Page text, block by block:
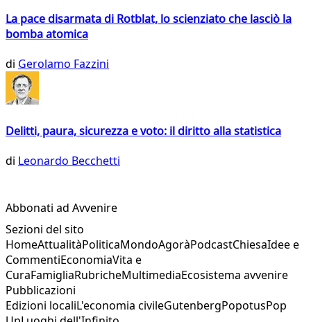
La pace disarmata di Rotblat, lo scienziato che lasciò la
bomba atomica
di Gerolamo Fazzini
Delitti, paura, sicurezza e voto: il diritto alla statistica
di Leonardo Becchetti
Abbonati ad Avvenire
Sezioni del sito
HomeAttualitàPoliticaMondoAgoràPodcastChiesaIdee e
CommentiEconomiaVita e
CuraFamigliaRubricheMultimediaEcosistema avvenire
Pubblicazioni
Edizioni localiL'economia civileGutenbergPopotusPop